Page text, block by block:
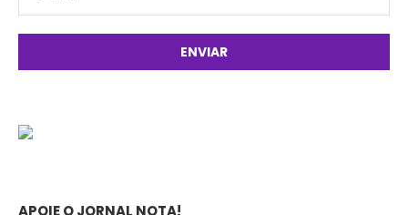
APOIE O JORNAL NOTA!